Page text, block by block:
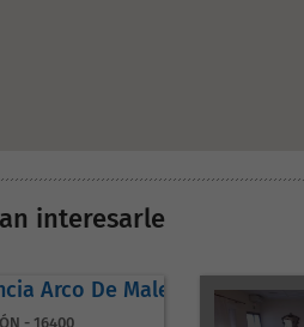
interesarle
Arco De Malena
- 16400